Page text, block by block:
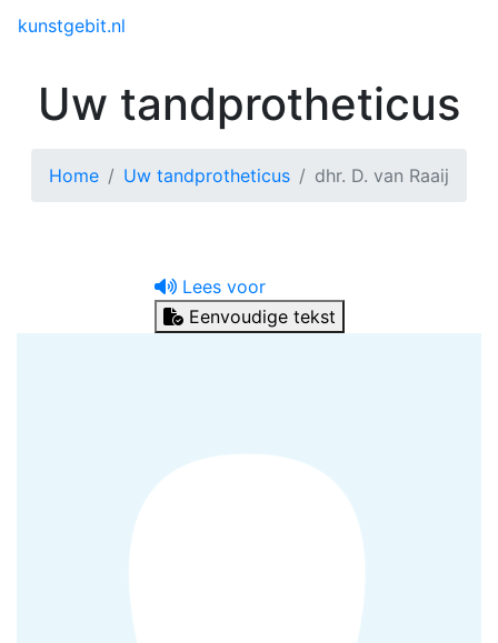
kunstgebit.nl
Uw tandprotheticus
Home Uw tandprotheticus dhr. D. van Raaij
Lees voor
Eenvoudige tekst